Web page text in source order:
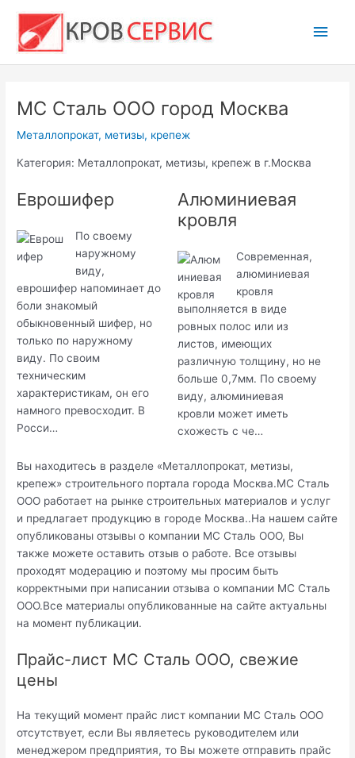
содержимому
МС Сталь ООО город Москва
Металлопрокат, метизы, крепеж
Категория: Металлопрокат, метизы, крепеж в г.Москва
Еврошифер
По своему
наружному
виду,
еврошифер напоминает до
боли знакомый
обыкновенный шифер, но
только по наружному
виду. По своим
техническим
характеристикам, он его
намного превосходит. В
Росси…
Алюминиевая
кровля
Современная,
алюминиевая
кровля
выполняется в виде
ровных полос или из
листов, имеющих
различную толщину, но не
больше 0,7мм. По своему
виду, алюминиевая
кровли может иметь
схожесть с че…
Вы находитесь в разделе «Металлопрокат, метизы,
крепеж» строительного портала города Москва.МС Сталь
ООО работает на рынке строительных материалов и услуг
и предлагает продукцию в городе Москва..На нашем сайте
опубликованы отзывы о компании МС Сталь ООО, Вы
также можете оставить отзыв о работе. Все отзывы
проходят модерацию и поэтому мы просим быть
корректными при написании отзыва о компании МС Сталь
ООО.Все материалы опубликованные на сайте актуальны
на момент публикации.
Прайс-лист МС Сталь ООО, свежие
цены
На текущий момент прайс лист компании МС Сталь ООО
отсутствует, если Вы являетесь руководителем или
менеджером предприятия, то Вы можете отправить прайс